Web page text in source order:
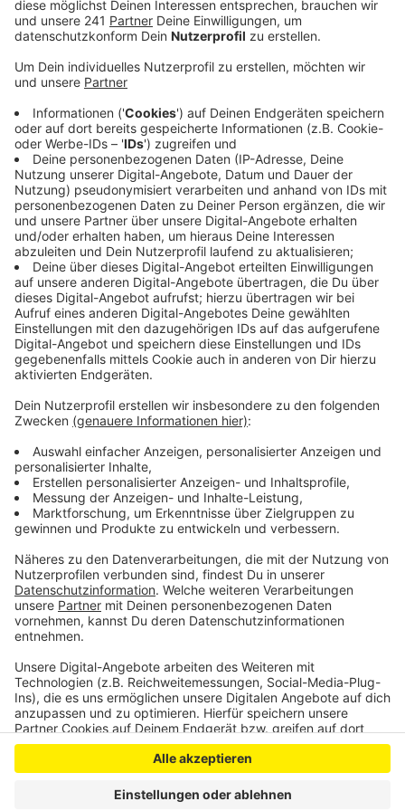
Anzeige
vorher schon am Zülpicher See mit seiner Idee
gescheitert.
Wie Dahlems Bürgermeister bestätigt, sei die
Akzeptanz bei den Anwohnern nicht gegeben
gewesen.
Bürgermeister Lembach findet den Rückzieher
schade. Inhaltlich und touristisch wäre es eine
sinnvolle Ergänzung für den Ort, die gesamte
Gemeinde und die Region gewesen, sagt er. Leider
sei es nicht gelungen, die Anwohner ausreichend
zu informieren, damit das Angebot Zustimmung
findet. Durch die Corona-Beschränkungen seien
geeignete Informationsveranstaltungen schlicht
nicht möglich gewesen.
In Dahlem hat sich inzwischen ein Arbeitskreis
gebildet. Er soll sich mit der Nutzung der
Freizeitanlage Kronenburger See beschäftigen
und mögliche neue Ideen finden. Die Fläche liegt
Veröffentlicht:Mittwoch, 10.03.2021 07:12
Anzeige
Anzeige